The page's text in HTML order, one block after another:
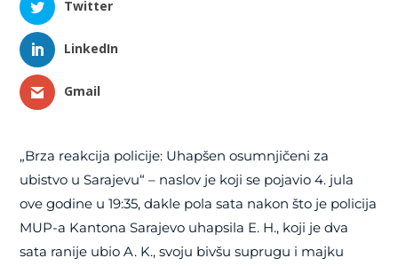
Twitter
LinkedIn
Gmail
„Brza reakcija policije: Uhapšen osumnjičeni za
ubistvo u Sarajevu“ – naslov je koji se pojavio 4. jula
ove godine u 19:35, dakle pola sata nakon što je policija
MUP-a Kantona Sarajevo uhapsila E. H., koji je dva
sata ranije ubio A. K., svoju bivšu suprugu i majku